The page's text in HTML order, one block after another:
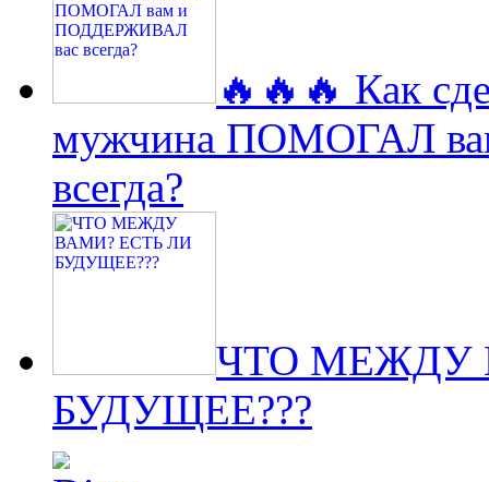
🔥🔥🔥 Как
мужчина ПОМОГАЛ
всегда?
ЧТО МЕЖДУ
БУДУЩЕЕ???